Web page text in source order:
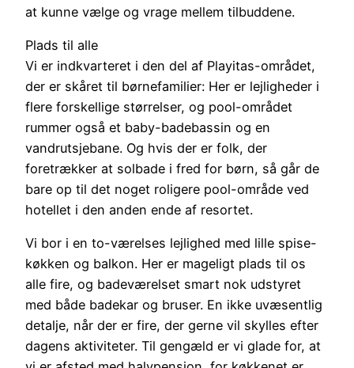
at kunne vælge og vrage mellem tilbuddene.
Plads til alle
Vi er indkvarteret i den del af Playitas-området,
der er skåret til børnefamilier: Her er lejligheder i
flere forskellige størrelser, og pool-området
rummer også et baby-badebassin og en
vandrutsjebane. Og hvis der er folk, der
foretrækker at solbade i fred for børn, så går de
bare op til det noget roligere pool-område ved
hotellet i den anden ende af resortet.
Vi bor i en to-værelses lejlighed med lille spise-
køkken og balkon. Her er mageligt plads til os
alle fire, og badeværelset smart nok udstyret
med både badekar og bruser. En ikke uvæsentlig
detalje, når der er fire, der gerne vil skylles efter
dagens aktiviteter. Til gengæld er vi glade for, at